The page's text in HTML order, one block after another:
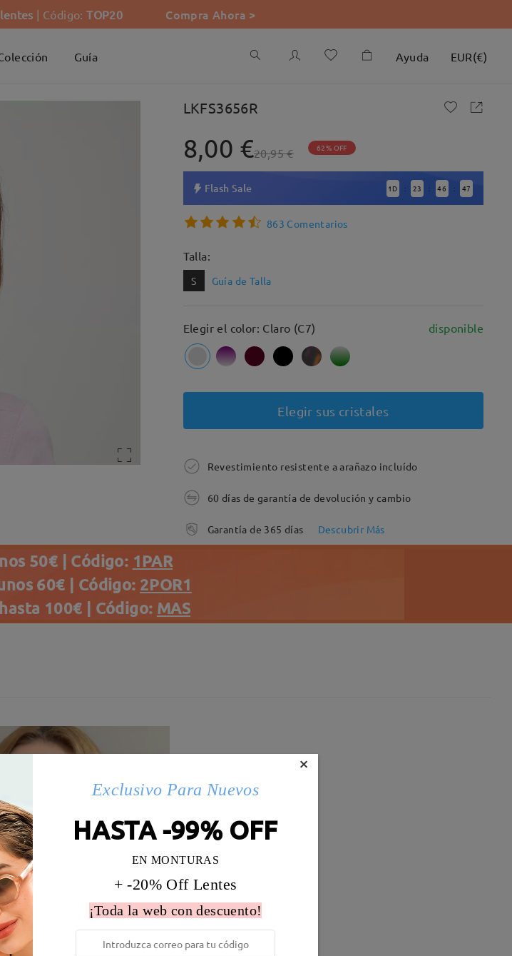
| Código:TOP20 Compra Ahora >
Guía Ayuda EUR(€)
LKFS3656R
8,00 €20,95 € 62% OFF
Flash Sale 1 D : 23 : 46 : 46
863 Comentarios
Talla:
S Guía de Talla
Elegir el color: Claro (C7) disponible
Elegir sus cristales
Revestimiento resistente a arañazo incluído
60 días de garantía de devolución y cambio
Garantía de 365 días Descubrir Más
50€ | Código: 1PAR
60€ | Código: 2POR1
100€ | Código: MAS
) Diametro de lentes: 52 mm
×
Exclusivo Para Nuevos
HASTA -99% OFF
EN MONTURAS
+ -20% Off Lentes
¡Toda la web con descuento!